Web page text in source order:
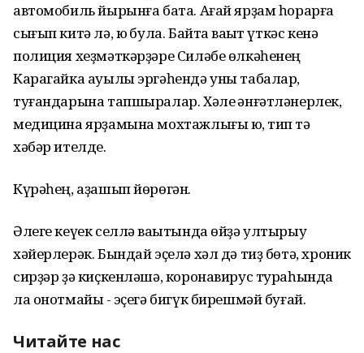
автомобиль йырынға бата. Ағай ярҙам һорарға
сығып китә лә, юҡ була. Байтаҡ ваҡыт үткәс кенә
полиция хеҙмәткәрҙәре Силәбе өлкәһенең
Карагайка ауылы эргәһендә уны табалар,
туғандарына тапшыралар. Хәле ҡәнғәтләнерлек,
медицина ярҙамына мохтажлығы юҡ, тип тә
хәбәр ителде.
Күрәһең, аҙашып йөрөгән.
Әлеге кеүек селлә ваҡытында өйҙә ултырыу
хәйерлерәк. Бындай эҫелә хәл дә тиҙ бөтә, хроник
сирҙәр ҙә киҫкенләшә, коронавирус тураһында
ла онотмайыҡ - эҫегә бигүк бирешмәй буғай.
Читайте нас